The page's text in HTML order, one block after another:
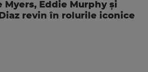
Myers, Eddie Murphy și
revin în rolurile iconice